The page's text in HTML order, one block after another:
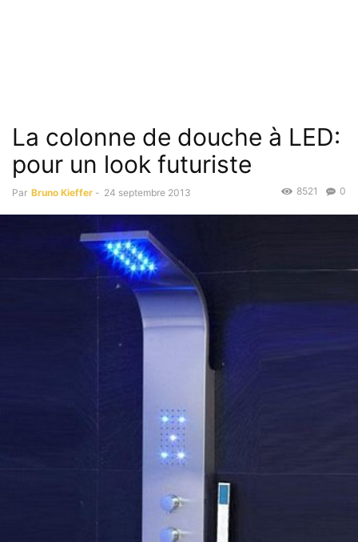
La colonne de douche à LED:
pour un look futuriste
Par Bruno Kieffer - 24 septembre 2013 0
8521